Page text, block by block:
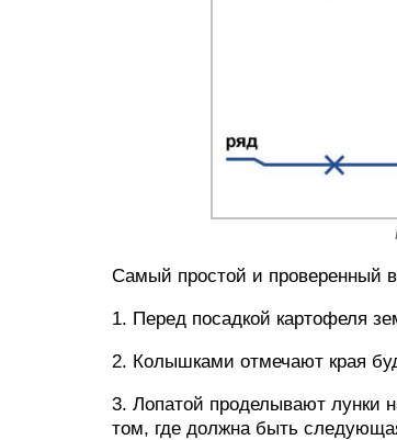
Самый простой и проверенный
1. Перед посадкой картофеля
2. Колышками отмечают края
3. Лопатой проделывают лунки
том, где должна быть